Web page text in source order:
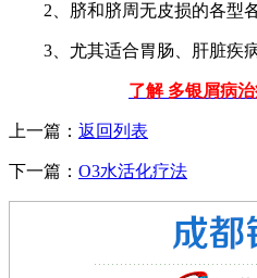
2、脐和脐周无皮损的各型
3、尤其适合胃肠、肝脏疾
了解 多银屑病
上一篇： 返回列表
下一篇： O3水活化疗法